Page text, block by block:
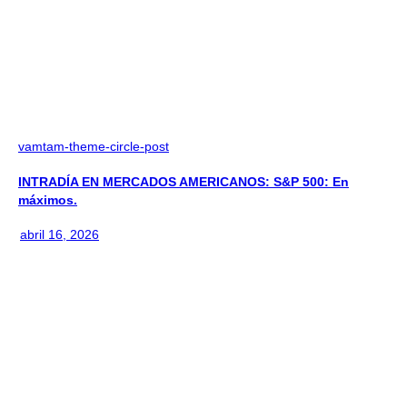
vamtam-theme-circle-post
INTRADÍA EN MERCADOS AMERICANOS: S&P 500: En
máximos.
abril 16, 2026